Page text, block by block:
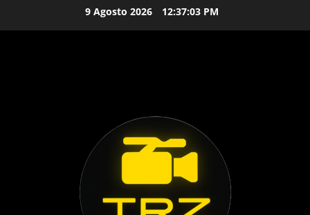
9 Agosto 2026 12:37:04 PM